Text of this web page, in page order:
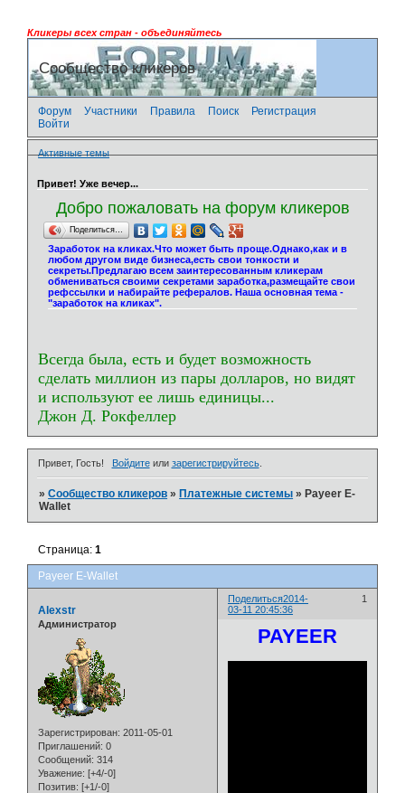
Кликеры всех стран - объединяйтесь
Сообщество кликеров
Форум Участники Правила Поиск
Регистрация
Войти
Активные темы
Привет! Уже вечер...
Добро пожаловать на форум кликеров
Поделиться…
Заработок на кликах.Что может быть проще.Однако,как и в
любом другом виде бизнеса,есть свои тонкости и
секреты.Предлагаю всем заинтересованным кликерам
обмениваться своими секретами заработка,размещайте свои
рефссылки и набирайте рефералов. Наша основная тема -
"заработок на кликах".
Всегда была, есть и будет возможность
сделать миллион из пары долларов, но видят
и используют ее лишь единицы...
Джон Д. Рокфеллер
Привет, Гость! Войдитеили зарегистрируйтесь.
»Сообщество кликеров » Платежные системы » Payeer E-
Wallet
Payeer E-Wallet
Страница:1
Поделиться 1
2014-
03-11 20:45:36
Alexstr
Администратор
Зарегистрирован: 2011-05-01
Приглашений: 0
Сообщений: 314
Уважение: [+4/-0]
Позитив: [+1/-0]
PAYEER